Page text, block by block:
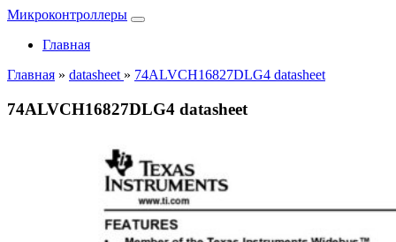
Микроконтроллеры
Главная
Главная » datasheet » 74ALVCH16827DLG4 datasheet
74ALVCH16827DLG4 datasheet